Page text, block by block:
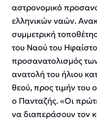
αστρονομικό
ελληνικών ναών.
συμμετρική
του Ναού του
προσανατολισμός
ανατολή του ήλιου
θεού, προς τιμήν του
ο Πανταζής. «Οι
να διαπεράσουν τον